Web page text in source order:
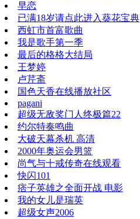
早恋
已满18岁请点此进入葵花宝典
西虹市首富歌曲
我是歌手第一季
最后的格格大结局
王梦婷
卢芹斋
国色天香在线播放社区
pagani
超级无敌奖门人终极篇22
约尔特奏鸣曲
大破天幕杀机 高清
2000年奥运会男篮
尚气与十戒传奇在线观看
快闪101
痞子英雄之全面开战 电影
我的女儿是瑞英
超级女声2006